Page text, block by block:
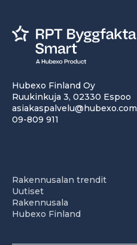
Hubexo Finland Oy
Ruukinkuja 3, 02330 Espoo
asiakaspalvelu@hubexo.com
09-809 911
Rakennusalan trendit
Uutiset
Rakennusala
Hubexo Finland